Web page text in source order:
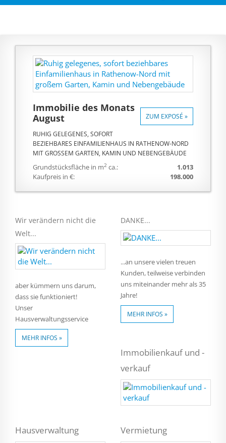
ZUM EXPOSÉ »
Immobilie des Monats
August
RUHIG GELEGENES, SOFORT
BEZIEHBARES EINFAMILIENHAUS IN RATHENOW-NORD
MIT GROSSEM GARTEN, KAMIN UND NEBENGEBÄUDE
1.013
Grundstücksfläche in m2 ca.:
198.000
Kaufpreis in €:
Wir verändern nicht die
Welt...
aber kümmern uns darum,
dass sie funktioniert!
Unser
Hausverwaltungsservice
MEHR INFOS »
DANKE...
...an unsere vielen treuen
Kunden, teilweise verbinden
uns miteinander mehr als 35
Jahre!
MEHR INFOS »
Immobilienkauf und -
verkauf
Hausverwaltung Vermietung